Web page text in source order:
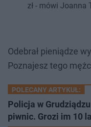
zł - mówi Joanna
Odebrał pieniądze
Poznajesz tego
POLECANY ARTYKUŁ:
Policja w
piwnic. Grozi im 10